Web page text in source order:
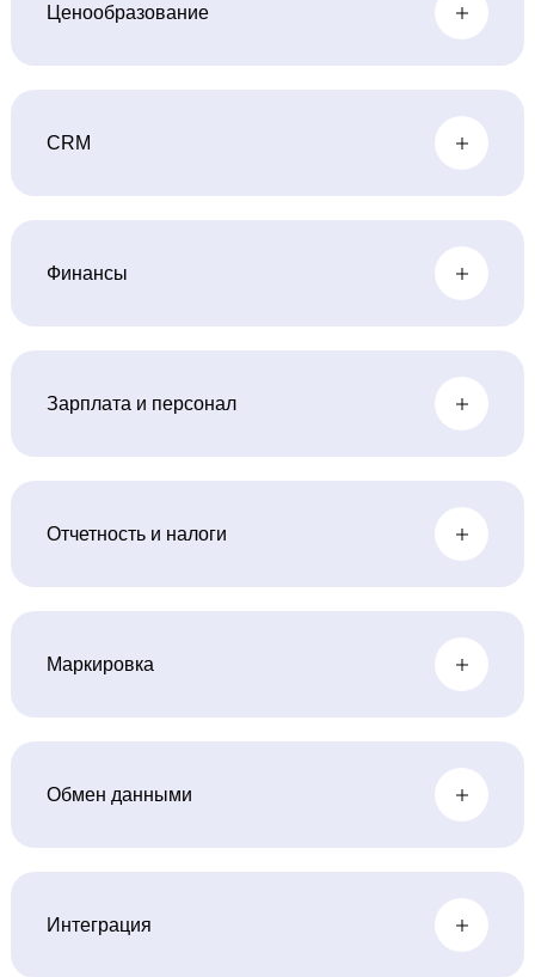
Ценообразование
CRM
Финансы
Зарплата и персонал
Отчетность и налоги
Маркировка
Обмен данными
Интеграция